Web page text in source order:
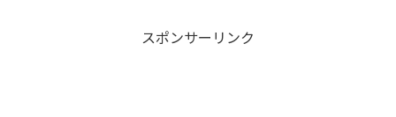
スポンサーリンク